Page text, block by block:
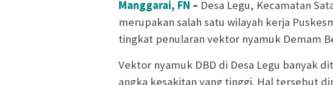
Manggarai, FN – Desa Legu, Kecamatan
merupakan salah satu wilayah kerja
tingkat penularan vektor nyamuk Demam
Vektor nyamuk DBD di Desa Legu banyak
angka kesakitan yang tinggi. Hal tersebut